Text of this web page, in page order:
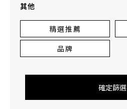
其他
精選推薦
品牌
確定篩選